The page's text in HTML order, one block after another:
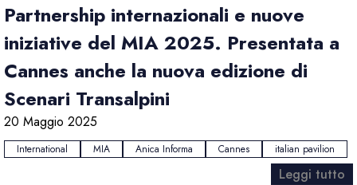
Partnership internazionali e nuove
iniziative del MIA 2025. Presentata a
Cannes anche la nuova edizione di
Scenari Transalpini
20 Maggio 2025
International MIA Anica Informa Cannes italian pavilion
Leggi tutto